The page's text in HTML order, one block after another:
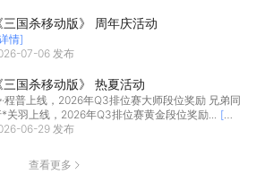
三国杀移动版》 周年庆活动
情]
07-06 发布
三国杀移动版》 热夏活动
程普上线，2026年Q3排位赛大师段位奖励 兄弟同
关羽上线，2026年Q3排位赛黄金段位奖励...
[详
]
06-29 发布
查看更多